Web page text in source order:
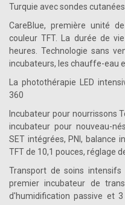
Turquie avec sondes cutanées.
CareBlue, première unité
couleur TFT. La durée de
heures. Technologie sans
incubateurs, les chauffe-eau
La photothérapie LED
360
Incubateur pour nourrissons
incubateur pour nouveau-
SET intégrées, PNI, balance
TFT de 10,1 pouces, réglage
Transport de soins intensifs
premier incubateur de
d'humidification passive et